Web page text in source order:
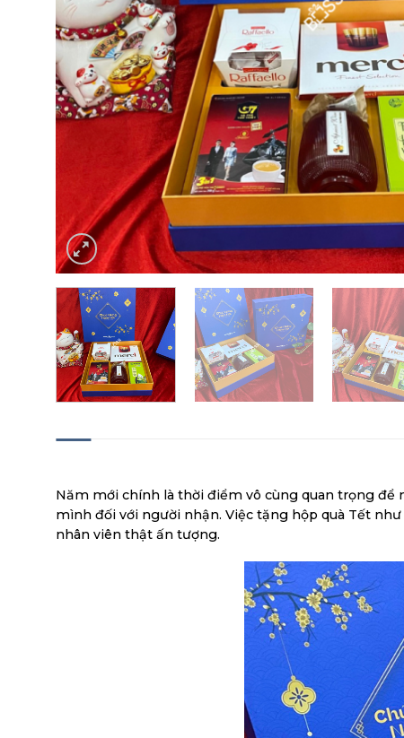
Năm mới chính là thời điểm vô cùng quan trọng
mình đối với người nhận. Việc tặng hộp quà Tết
nhân viên thật ấn tượng.